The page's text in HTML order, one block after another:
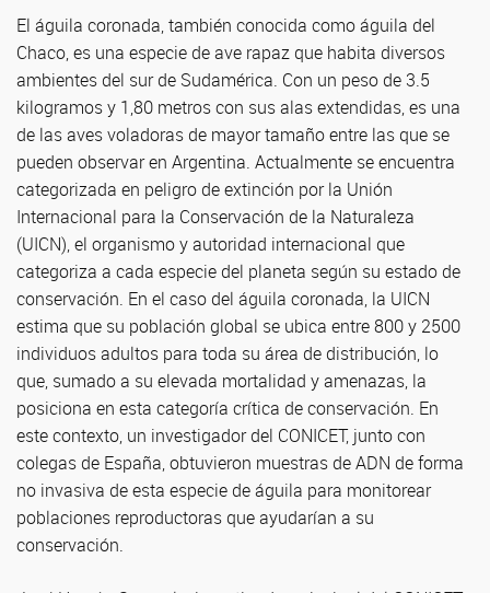
El águila coronada, también conocida como águila del
Chaco, es una especie de ave rapaz que habita diversos
ambientes del sur de Sudamérica. Con un peso de 3.5
kilogramos y 1,80 metros con sus alas extendidas, es una
de las aves voladoras de mayor tamaño entre las que se
pueden observar en Argentina. Actualmente se encuentra
categorizada en peligro de extinción por la Unión
Internacional para la Conservación de la Naturaleza
(UICN), el organismo y autoridad internacional que
categoriza a cada especie del planeta según su estado de
conservación. En el caso del águila coronada, la UICN
estima que su población global se ubica entre 800 y 2500
individuos adultos para toda su área de distribución, lo
que, sumado a su elevada mortalidad y amenazas, la
posiciona en esta categoría crítica de conservación. En
este contexto, un investigador del CONICET, junto con
colegas de España, obtuvieron muestras de ADN de forma
no invasiva de esta especie de águila para monitorear
poblaciones reproductoras que ayudarían a su
conservación.